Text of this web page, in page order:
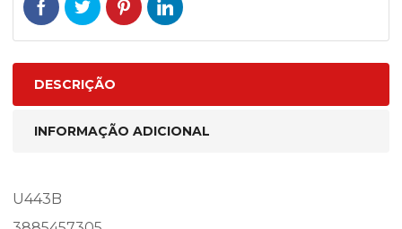
DESCRIÇÃO
INFORMAÇÃO ADICIONAL
U443B